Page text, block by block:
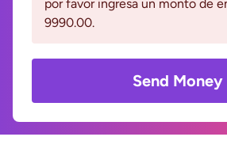
por favor ingresa un monto de
9990.00.
Send Money